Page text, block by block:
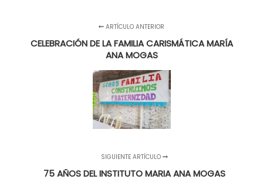
ARTÍCULO ANTERIOR
CELEBRACIÓN DE LA FAMILIA CARISMÁTICA MARÍA
ANA MOGAS
SIGUIENTE ARTÍCULO
75 AÑOS DEL INSTITUTO MARIA ANA MOGAS